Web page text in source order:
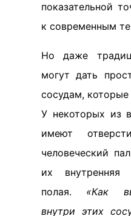
показательной
к современным
Но даже
могут дать
сосудам,
У некоторых из
имеют
человеческий
их внутренняя
полая. «Как
внутри этих